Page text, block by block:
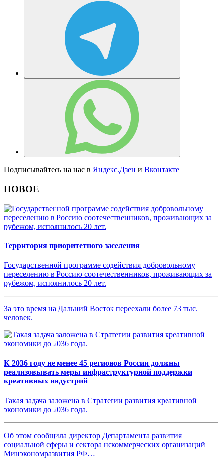
Подписывайтесь на нас в Яндекс.Дзен и Вконтакте
НОВОЕ
Территория приоритетного заселения
Государственной программе содействия добровольному
переселению в Россию соотечественников, проживающих за
рубежом, исполнилось 20 лет.
За это время на Дальний Восток переехали более 73 тыс.
человек.
К 2036 году не менее 45 регионов России должны
реализовывать меры инфраструктурной поддержки
креативных индустрий
Такая задача заложена в Стратегии развития креативной
экономики до 2036 года.
Об этом сообщила директор Департамента развития
социальной сферы и сектора некоммерческих организаций
Минэкономразвития РФ…